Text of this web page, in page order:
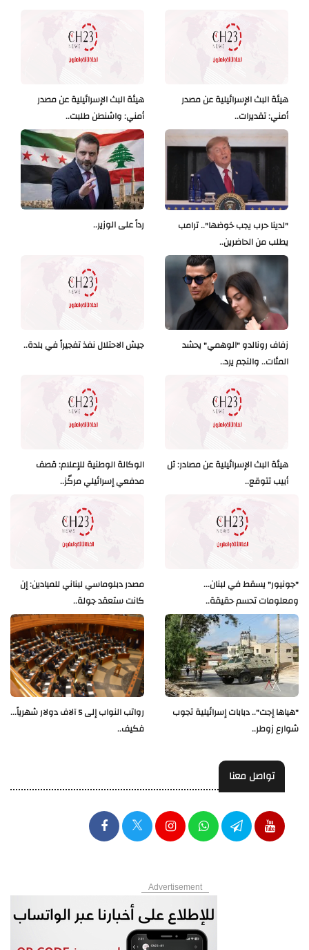
هيئة البث الإسرائيلية عن مصدر
أمني: واشنطن طلبت..
هيئة البث الإسرائيلية عن مصدر
أمني: تقديرات..
رداً على الوزير..
"لدينا حرب يجب خوضها".. ترامب
يطلب من الحاضرين..
جيش الاحتلال نفذ تفجيراً في بلدة..
زفاف رونالدو "الوهمي" يحشد
المئات.. والنجم يرد..
الوكالة الوطنية للإعلام: قصف
مدفعي إسرائيلي مركّز..
هيئة البث الإسرائيلية عن مصادر: تل
أبيب تتوقع..
مصدر دبلوماسي لبناني للميادين: إن
كانت ستعقد جولة..
"جونيور" يسقط في لبنان...
ومعلومات تحسم حقيقة..
رواتب النواب إلى 5 آلاف دولار شهرياً...
فكيف..
"هياها إجت".. دبابات إسرائيلية تجوب
شوارع زوطر..
تواصل معنا
Advertisement